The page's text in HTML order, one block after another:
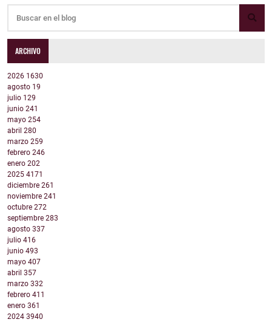
ARCHIVO
2026 1630
agosto 19
julio 129
junio 241
mayo 254
abril 280
marzo 259
febrero 246
enero 202
2025 4171
diciembre 261
noviembre 241
octubre 272
septiembre 283
agosto 337
julio 416
junio 493
mayo 407
abril 357
marzo 332
febrero 411
enero 361
2024 3940